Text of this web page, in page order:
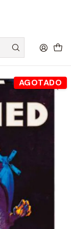
sobre
AGOTADO